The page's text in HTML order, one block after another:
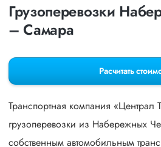
Грузоперевозки
– Самара
Расчитать
Транспортная компания «Централ
грузоперевозки из Набережных
собственным автомобильным